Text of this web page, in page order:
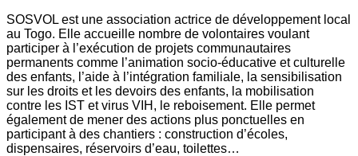
SOSVOL est une association actrice de développement local
au Togo. Elle accueille nombre de volontaires voulant
participer à l’exécution de projets communautaires
permanents comme l’animation socio-éducative et culturelle
des enfants, l’aide à l’intégration familiale, la sensibilisation
sur les droits et les devoirs des enfants, la mobilisation
contre les IST et virus VIH, le reboisement. Elle permet
également de mener des actions plus ponctuelles en
participant à des chantiers : construction d’écoles,
dispensaires, réservoirs d’eau, toilettes…